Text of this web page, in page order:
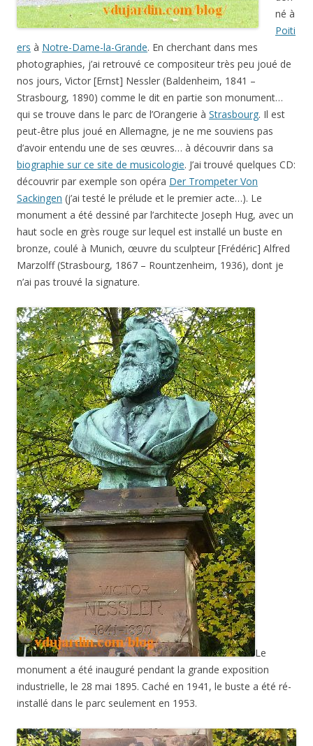
né à
Poiti
ers à Notre-Dame-la-Grande. En cherchant dans mes
photographies, j’ai retrouvé ce compositeur très peu joué de
nos jours, Victor [Ernst] Nessler (Baldenheim, 1841 –
Strasbourg, 1890) comme le dit en partie son monument…
qui se trouve dans le parc de l’Orangerie à Strasbourg. Il est
peut-être plus joué en Allemagne, je ne me souviens pas
d’avoir entendu une de ses œuvres… à découvrir dans sa
biographie sur ce site de musicologie. J’ai trouvé quelques CD:
découvrir par exemple son opéra Der Trompeter Von
Sackingen (j’ai testé le prélude et le premier acte…). Le
monument a été dessiné par l’architecte Joseph Hug, avec un
haut socle en grès rouge sur lequel est installé un buste en
bronze, coulé à Munich, œuvre du sculpteur [Frédéric] Alfred
Marzolff (Strasbourg, 1867 – Rountzenheim, 1936), dont je
n’ai pas trouvé la signature.
Le
monument a été inauguré pendant la grande exposition
industrielle, le 28 mai 1895. Caché en 1941, le buste a été ré-
installé dans le parc seulement en 1953.